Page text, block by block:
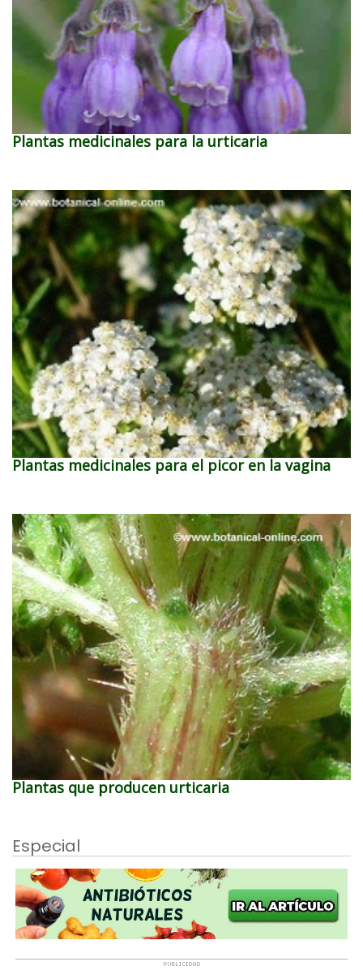
Plantas medicinales para la urticaria
Plantas medicinales para el picor en la vagina
Plantas que producen urticaria
Especial